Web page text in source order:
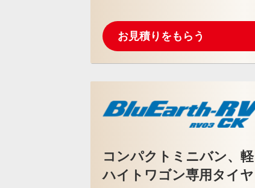
お見積りをもらう
コンパクトミニバン、軽
ハイトワゴン専用タイヤ